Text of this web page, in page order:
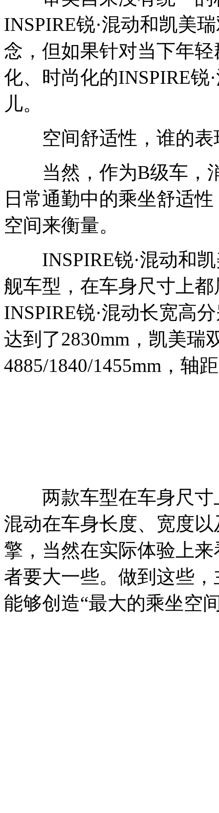
INSPIRE锐·混动和凯美
念，但如果针对当下年
化、时尚化的INSPIRE锐
儿。
空间舒适性，谁的表
当然，作为B级车，
日常通勤中的乘坐舒适
空间来衡量。
INSPIRE锐·混动和凯
舰车型，在车身尺寸上
INSPIRE锐·混动长宽高
达到了2830mm，凯美瑞
4885/1840/1455mm，轴
两款车型在车身尺寸
混动在车身长度、宽度
擎，当然在实际体验上
者要大一些。做到这些
能够创造“最大的乘坐空